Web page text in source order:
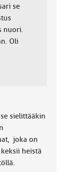
se
nuori.
Oli
sielittääkin
joka on
heistä